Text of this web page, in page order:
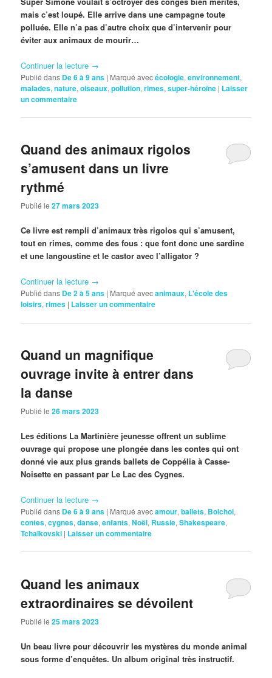
mais c’est loupé. Elle arrive dans une campagne toute
polluée. Elle n’a pas d’autre choix que d’intervenir pour
éviter aux animaux de mourir…
Continuer la lecture →
Publié dans De 6 à 9 ans | Marqué avecécologie,environnement,
malades,nature,oiseaux,pollution,rimes,super-héroïne | Laisser
un commentaire
Quand des animaux rigolos
s’amusent dans un livre
rythmé
Publié le27 mars 2023
Ce livre est rempli d’animaux très rigolos qui s’amusent,
tout en rimes, comme des fous : que font donc une sardine
et une langoustine et le castor avec l’alligator ?
Continuer la lecture →
Publié dans De 2 à 5 ans | Marqué avecanimaux, L'école des
loisirs,rimes | Laisser un commentaire
Quand un magnifique
ouvrage invite à entrer dans
la danse
Publié le26 mars 2023
Les éditions La Martinière jeunesse offrent un sublime
ouvrage qui propose une plongée dans les contes qui ont
donné vie aux plus grands ballets de Coppélia à Casse-
Noisette en passant par Le Lac des Cygnes.
Continuer la lecture →
Publié dans De 6 à 9 ans | Marqué avecamour,ballets, Bolchoi,
contes,cygnes,danse,enfants,Noël, Russie,Shakespeare,
Tchaïkovski | Laisser un commentaire
Quand les animaux
extraordinaires se dévoilent
Publié le25 mars 2023
Un beau livre pour découvrir les mystères du monde animal
sous forme d’enquêtes. Un album original très instructif.